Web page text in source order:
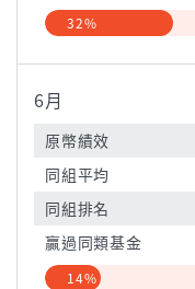
32%
6月
原幣績效
同組平均
同組排名
贏過同類基金
14%